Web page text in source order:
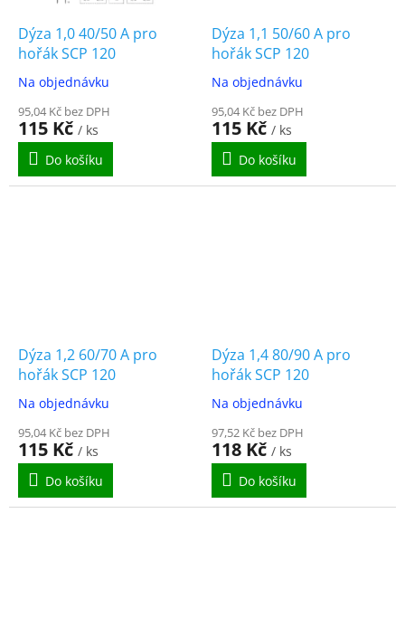
Dýza 1,0 40/50 A pro
hořák SCP 120
Na objednávku
95,04 Kč bez DPH
115 Kč / ks
Do košíku
Dýza 1,1 50/60 A pro
hořák SCP 120
Na objednávku
95,04 Kč bez DPH
115 Kč / ks
Do košíku
Dýza 1,2 60/70 A pro
hořák SCP 120
Na objednávku
95,04 Kč bez DPH
115 Kč / ks
Do košíku
Dýza 1,4 80/90 A pro
hořák SCP 120
Na objednávku
97,52 Kč bez DPH
118 Kč / ks
Do košíku